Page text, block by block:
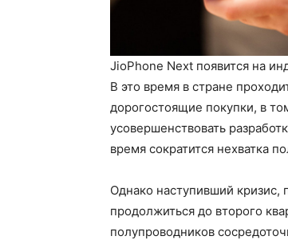
JioPhone Next появится на
В это время в стране
дорогостоящие покупки, в
усовершенствовать
время сократится нехватка
Однако наступивший
продолжиться до второго
полупроводников